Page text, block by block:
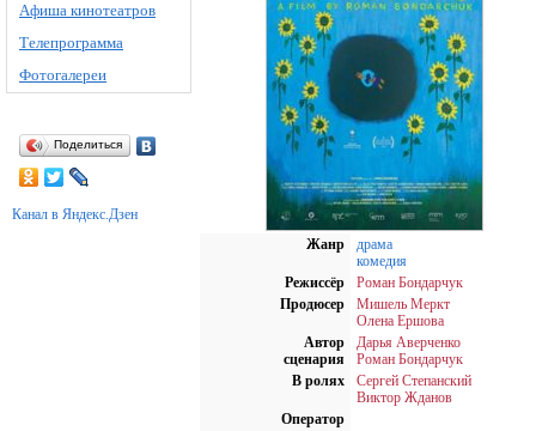
Афиша кинотеатров
Телепрограмма
Фотогалереи
Поделиться
Канал в Яндекс.Дзен
Жанр
драма
комедия
Режиссёр
Роман Бондарчук
Продюсер
Мишель Меркт
Олена Ершова
Автор
сценария
Дарья Аверченко
Роман Бондарчук
В ролях
Сергей Степанский
Виктор Жданов
Оператор